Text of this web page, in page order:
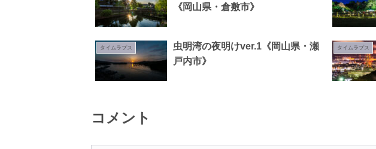
《岡山県・倉敷市》
タイムラプス
虫明湾の夜明けver.1《岡山県・瀬
戸内市》
タイムラプス
コメント